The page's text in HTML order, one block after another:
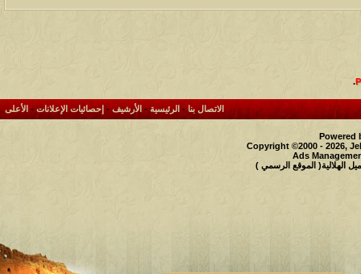
.
الاتصال بنا- الرئيسية- الأرشيف - إحصائيات الإعلانات- الأعلى
Powered
Copyright ©2000 - 2026,
Ads
الهلالية( الموقع الرسمي )